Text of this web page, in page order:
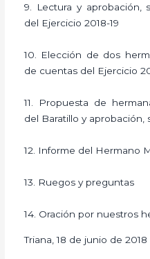
9. Lectura y aprobación,
del Ejercicio 2018-19
10. Elección de dos
de cuentas del Ejercicio
11. Propuesta de
del Baratillo y aprobación,
12. Informe del Hermano
13. Ruegos y preguntas
14. Oración por nuestros
Triana, 18 de junio de 2018